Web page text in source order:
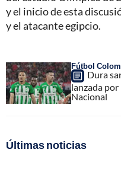
y el inicio de esta
y el atacante egipcio.
Fútbol
Dura
lanzada
Nacional
Últimas noticias